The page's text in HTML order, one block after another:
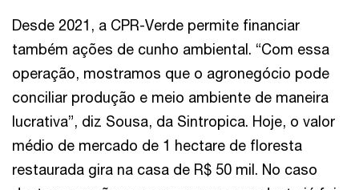
Desde 2021, a CPR-Verde permite financiar
também ações de cunho ambiental. “Com essa
operação, mostramos que o agronegócio pode
conciliar produção e meio ambiente de maneira
lucrativa”, diz Sousa, da Sintropica. Hoje, o valor
médio de mercado de 1 hectare de floresta
restaurada gira na casa de R$ 50 mil. No caso